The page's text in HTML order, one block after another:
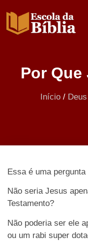
Por Que
Início/ Deus
Essa é uma
Não seria Jesus
Testamento?
Não poderia ser ele
ou um rabi super